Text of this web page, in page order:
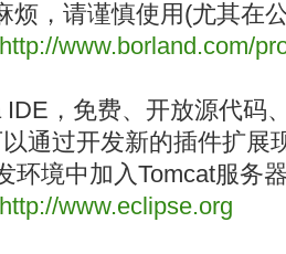
烦，请谨慎使用(尤其在
http://www.borland.com/
，免费、开放源代码
通过开发新的插件扩展
环境中加入Tomcat服务
http://www.eclipse.org